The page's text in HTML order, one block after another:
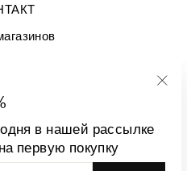
в нашей рассылке
первую покупку
Андорра (EUR €)